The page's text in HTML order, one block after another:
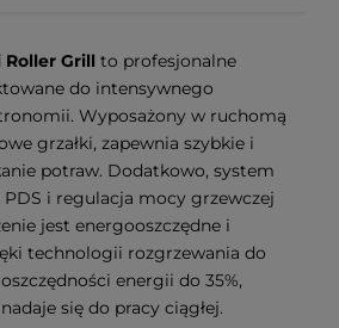
Grill to profesjonalne
do intensywnego
Wyposażony w ruchomą
grzałki, zapewnia szybkie i
potraw. Dodatkowo, system
i regulacja mocy grzewczej
jest energooszczędne i
technologii rozgrzewania do
energii do 35%,
się do pracy ciągłej.